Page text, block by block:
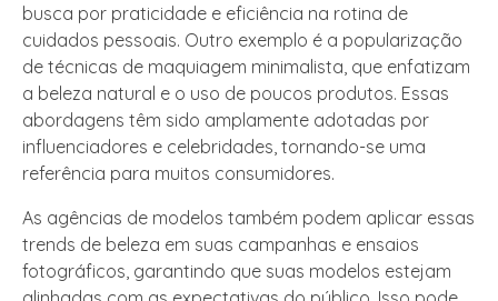
busca por praticidade e eficiência na rotina de
cuidados pessoais. Outro exemplo é a popularização
de técnicas de maquiagem minimalista, que enfatizam
a beleza natural e o uso de poucos produtos. Essas
abordagens têm sido amplamente adotadas por
influenciadores e celebridades, tornando-se uma
referência para muitos consumidores.
As agências de modelos também podem aplicar essas
trends de beleza em suas campanhas e ensaios
fotográficos, garantindo que suas modelos estejam